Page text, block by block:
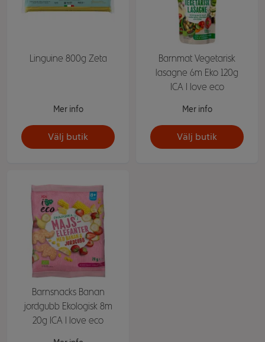
Linguine 800g Zeta
Mer info
Välj butik
Barnmat Vegetarisk
lasagne 6m Eko 120g
ICA I love eco
Mer info
Välj butik
Barnsnacks Banan
jordgubb Ekologisk 8m
20g ICA I love eco